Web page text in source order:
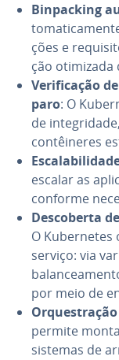
Bin­pac­king
ções e
ção otimizada
Ve­ri­fi­ca­ção
paro: O
de
con­têi­ne­res
escalar as
conforme
Des­co­berta
O Ku­ber­ne­tes
serviço: via
por meio de
permite
sistemas de